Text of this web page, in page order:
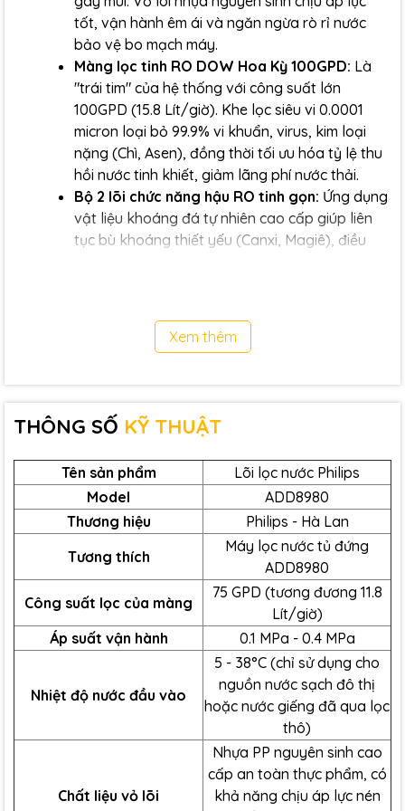
tốt, vận hành êm ái và ngăn ngừa rò rỉ nước
bảo vệ bo mạch máy.
Màng lọc tinh RO DOW Hoa Kỳ 100GPD: Là
"trái tim" của hệ thống với công suất lớn
100GPD (15.8 Lít/giờ). Khe lọc siêu vi 0.0001
micron loại bỏ 99.9% vi khuẩn, virus, kim loại
nặng (Chì, Asen), đồng thời tối ưu hóa tỷ lệ thu
hồi nước tinh khiết, giảm lãng phí nước thải.
Bộ 2 lõi chức năng hậu RO tinh gọn: Ứng dụng
vật liệu khoáng đá tự nhiên cao cấp giúp liên
tục bù khoáng thiết yếu (Canxi, Magiê), điều
Bộ lõi lọc nước Philips ADD8980 có gì nổi bật?
Một Số Thông Tin Của Lõi Lọc
Xem thêm
THÔNG SỐ KỸ THUẬT
Tên sản phẩm
Lõi lọc nước Philips
Model
ADD8980
Thương hiệu
Philips - Hà Lan
Tương thích
Máy lọc nước tủ đứng
ADD8980
Công suất lọc của màng
75 GPD (tương đương 11.8
Lít/giờ)
Áp suất vận hành
0.1 MPa - 0.4 MPa
Nhiệt độ nước đầu vào
5 - 38°C (chỉ sử dụng cho
nguồn nước sạch đô thị
hoặc nước giếng đã qua lọc
thô)
Chất liệu vỏ lõi
Nhựa PP nguyên sinh cao
cấp an toàn thực phẩm, có
khả năng chịu áp lực nén